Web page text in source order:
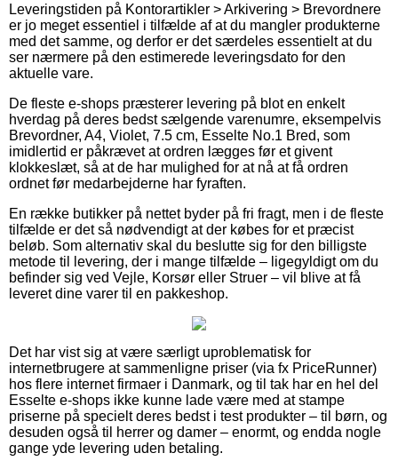
Leveringstiden på Kontorartikler > Arkivering > Brevordnere
er jo meget essentiel i tilfælde af at du mangler produkterne
med det samme, og derfor er det særdeles essentielt at du
ser nærmere på den estimerede leveringsdato for den
aktuelle vare.
De fleste e-shops præsterer levering på blot en enkelt
hverdag på deres bedst sælgende varenumre, eksempelvis
Brevordner, A4, Violet, 7.5 cm, Esselte No.1 Bred, som
imidlertid er påkrævet at ordren lægges før et givent
klokkeslæt, så at de har mulighed for at nå at få ordren
ordnet før medarbejderne har fyraften.
En række butikker på nettet byder på fri fragt, men i de fleste
tilfælde er det så nødvendigt at der købes for et præcist
beløb. Som alternativ skal du beslutte sig for den billigste
metode til levering, der i mange tilfælde – ligegyldigt om du
befinder sig ved Vejle, Korsør eller Struer – vil blive at få
leveret dine varer til en pakkeshop.
Det har vist sig at være særligt uproblematisk for
internetbrugere at sammenligne priser (via fx PriceRunner)
hos flere internet firmaer i Danmark, og til tak har en hel del
Esselte e-shops ikke kunne lade være med at stampe
priserne på specielt deres bedst i test produkter – til børn, og
desuden også til herrer og damer – enormt, og endda nogle
gange yde levering uden betaling.